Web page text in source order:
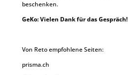
beschenken.
GeKo: Vielen Dank für das Gespräch!
Von Reto empfohlene Seiten:
prisma.ch